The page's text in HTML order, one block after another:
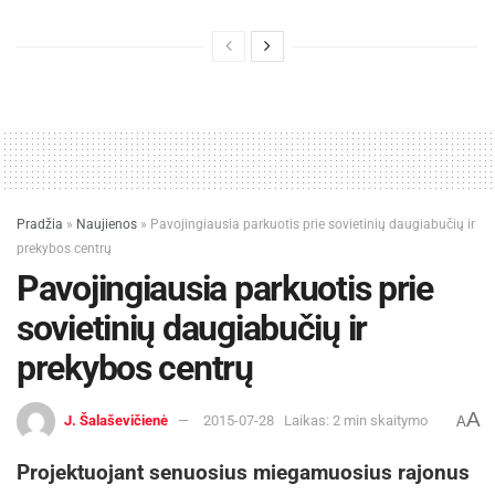
Pradžia » Naujienos » Pavojingiausia parkuotis prie sovietinių daugiabučių ir
prekybos centrų
Pavojingiausia parkuotis prie
sovietinių daugiabučių ir
prekybos centrų
J. Šalaševičienė 2015-07-28 Laikas: 2 min skaitymo AA
Projektuojant senuosius miegamuosius rajonus